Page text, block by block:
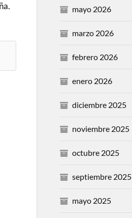
mayo 2026
marzo 2026
febrero 2026
enero 2026
diciembre 2025
noviembre 2025
octubre 2025
septiembre 2025
mayo 2025